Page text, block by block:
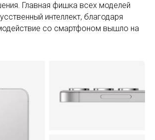
Главная фишка всех моделей
интеллект, благодаря
со смартфоном вышло на